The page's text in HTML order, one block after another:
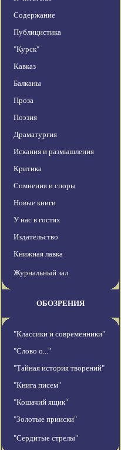
Содержание
Публицистика
"Курск"
Кавказ
Балканы
Проза
Поэзия
Драматургия
Искания и размышления
Критика
Сомнения и споры
Новые книги
У нас в гостях
Издательство
Книжная лавка
Журнальный зал
ОБОЗРЕНИЯ
"Классики и современники"
"Слово о..."
"Тайная история творений"
"Книга писем"
"Кошачий ящик"
"Золотые прииски"
"Сердитые стрелы"